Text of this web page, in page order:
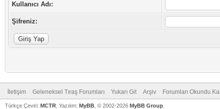
Kullanıcı Adı:
Şifreniz:
İletişim Geleneksel Tıraş Forumları Yukarı Git Arşiv Forumları Okundu
Türkçe Çeviri: MCTR , Yazılım: MyBB , © 2002-2026 MyBB Group